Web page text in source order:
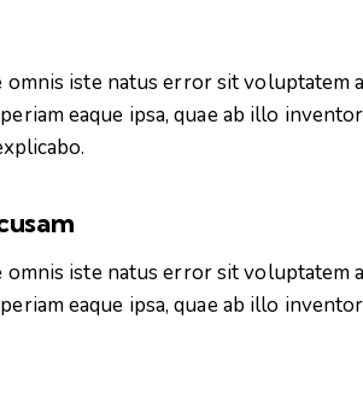
omnis iste natus error sit voluptatem
eaque ipsa, quae ab illo
omnis iste natus error sit voluptatem
eaque ipsa, quae ab illo